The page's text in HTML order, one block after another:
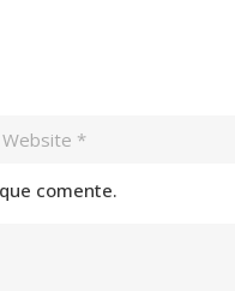
comente.